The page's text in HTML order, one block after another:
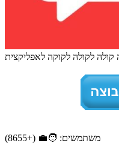
קולה לקולה לקוקה לאפליקצית
משתמשים: 🧑‍💼 (+8655)